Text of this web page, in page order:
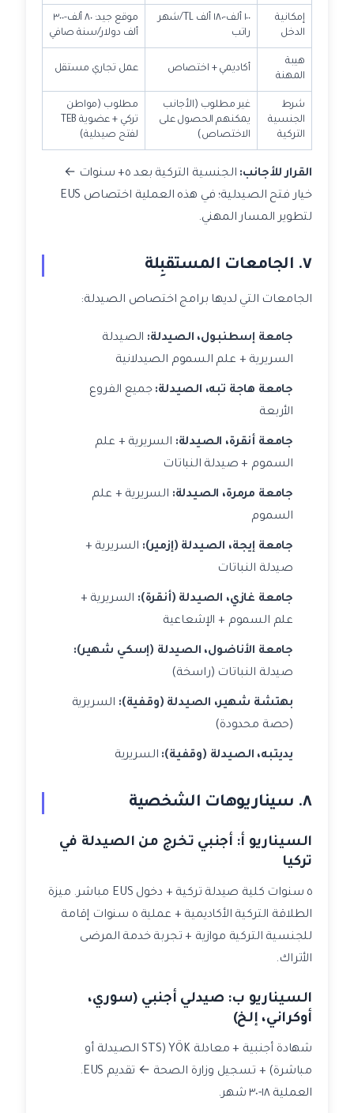
إمكانية
الدخل
١٠٠ ألف-١٨٠ ألف TL/شهر
راتب
موقع جيد: ٨٠ ألف-٣٠٠
ألف دولار/سنة صافي
هيبة
المهنة
أكاديمي + اختصاص عمل تجاري مستقل
شرط
الجنسية
التركية
غير مطلوب (الأجانب
يمكنهم الحصول على
الاختصاص)
مطلوب (مواطن
تركي + عضوية TEB
لفتح صيدلية)
القرار للأجانب:
الجنسية التركية بعد ٥+ سنوات ←
خيار فتح الصيدلية؛ في هذه العملية اختصاص EUS
لتطوير المسار المهني.
٧. الجامعات المستقبِلة
الجامعات التي لديها برامج اختصاص الصيدلة:
جامعة إسطنبول، الصيدلة: الصيدلة
السريرية + علم السموم الصيدلانية
جامعة هاجة تبه، الصيدلة: جميع الفروع
الأربعة
جامعة أنقرة، الصيدلة: السريرية + علم
السموم + صيدلة النباتات
جامعة مرمرة، الصيدلة: السريرية + علم
السموم
جامعة إيجة، الصيدلة (إزمير): السريرية +
صيدلة النباتات
جامعة غازي، الصيدلة (أنقرة): السريرية +
علم السموم + الإشعاعية
جامعة الأناضول، الصيدلة (إسكي شهير):
صيدلة النباتات (راسخة)
بهتشة شهير، الصيدلة (وقفية): السريرية
(حصة محدودة)
يديتبه، الصيدلة (وقفية): السريرية
٨. سيناريوهات الشخصية
السيناريو أ: أجنبي تخرج من الصيدلة في
تركيا
٥ سنوات كلية صيدلة تركية + دخول EUS مباشر. ميزة
الطلاقة التركية الأكاديمية + عملية ٥ سنوات إقامة
للجنسية التركية موازية + تجربة خدمة المرضى
الأتراك.
السيناريو ب: صيدلي أجنبي (سوري،
أوكراني، إلخ)
شهادة أجنبية + معادلة YÖK (STS الصيدلة أو
مباشرة) + تسجيل وزارة الصحة ← تقديم EUS.
العملية ١٨-٣٠ شهر.